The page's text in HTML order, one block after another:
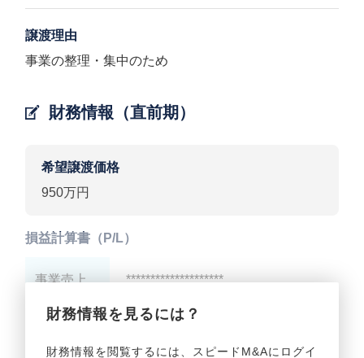
譲渡理由
事業の整理・集中のため
財務情報（直前期）
希望譲渡価格
950万円
財務情報を見るには？
財務情報を閲覧するには、スピードM&Aにログイ
損益計算書（P/L）
事業売上 ********************
事業利益 ********************